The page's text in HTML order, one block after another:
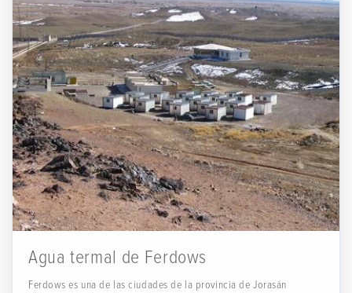
Agua termal de Ferdows
Ferdows es una de las ciudades de la provincia de Jorasán